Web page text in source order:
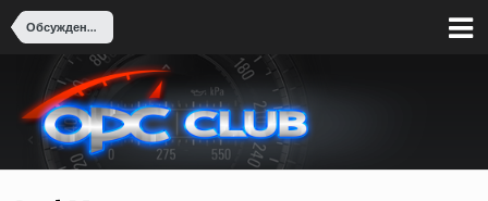
Обсуждение других марок